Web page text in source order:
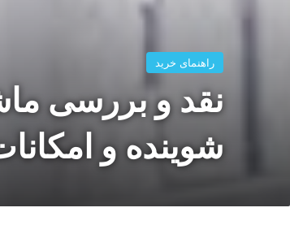
راهنمای خرید
نقد و بررسی
شوینده و